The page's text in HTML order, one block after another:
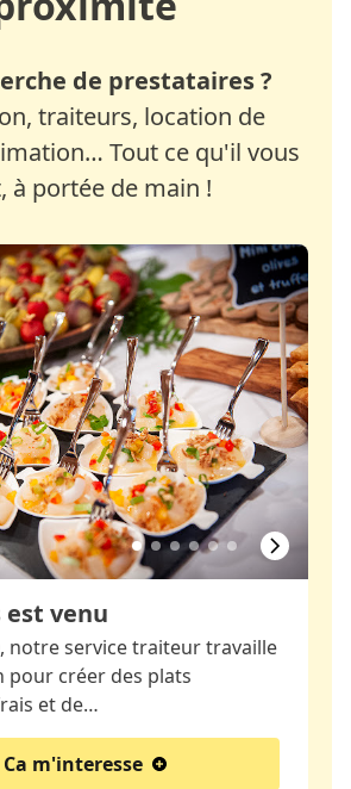
de prestataires ?
traiteurs, location de
Tout ce qu'il vous
à portée de main !
est venu
notre service traiteur travaille
pour créer des plats
et de…
Ca m'interesse